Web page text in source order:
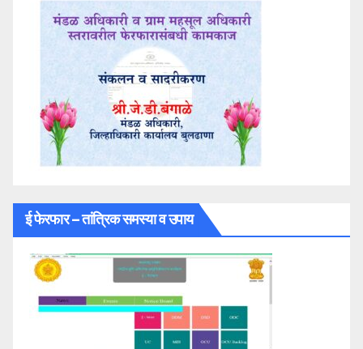
ई फेरफार – तांत्रिक समस्या व उपाय